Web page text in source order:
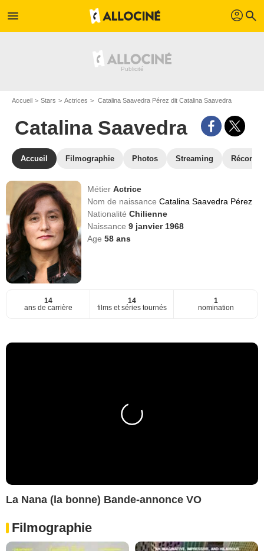
menu profil search
Accueil Stars Actrices Catalina Saavedra Pérez dit Catalina Saavedra
Catalina Saavedra
Accueil Filmographie Photos Streaming
MétierActrice
Nom de naissanceCatalina Saavedra Pérez
NationalitéChilienne
Naissance9 janvier 1968
Age58 ans
14
ans de carrière
14
films et séries tournés
1
nomination
La Nana (la bonne) Bande-annonce VO
Filmographie